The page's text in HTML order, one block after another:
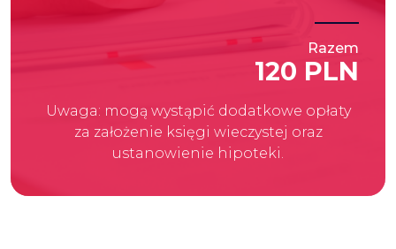
Razem
120 PLN
Uwaga: mogą wystąpić dodatkowe opłaty
za założenie księgi wieczystej oraz
ustanowienie hipoteki.